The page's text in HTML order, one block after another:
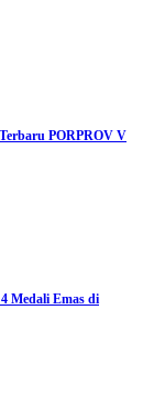
PORPROV V
Medali Emas di